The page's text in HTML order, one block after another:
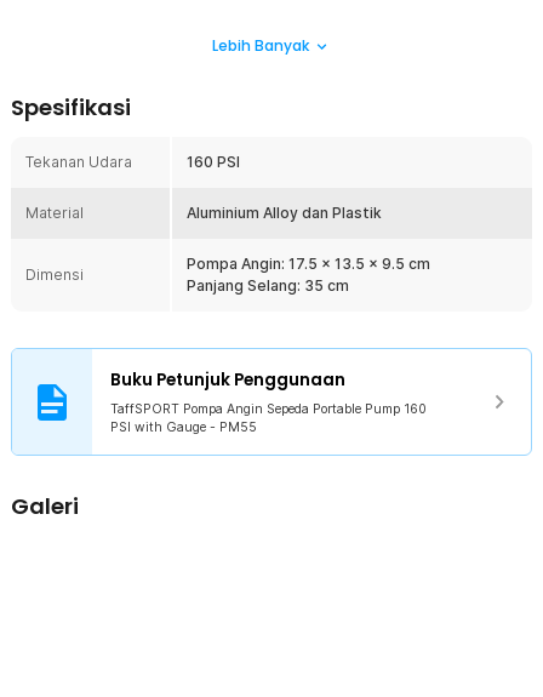
Tak ada lagi tekanan angin lemah yang membuat proses pengisian
menit.
Ukuran yang compact membuat pompa angin sepeda mudah
agar dapat dibawa saat bersepeda.
Gunakan pompa angin sepeda untuk mengisi angin ban pada aneka
jenis dan model sepeda. Pompa juga bisa digunakan untuk mengisi
Aman Digunakan di Mana Saja
Pompa angin sepeda portable ini terbuat dari material aluminium
alloy dan plastik yang kokoh. Kombinasi material tersebut
membuatnya ringan, kuat, serta tahan lama untuk digunakan dalam
Kelengkapan Produk
Lebih Banyak
Spesifikasi
Tekanan Udara 160 PSI
Material Aluminium Alloy dan Plastik
Dimensi
Pompa Angin: 17.5 x 13.5 x 9.5 cm
Panjang Selang: 35 cm
Buku Petunjuk Penggunaan
TaffSPORT Pompa Angin Sepeda Portable Pump 160
PSI with Gauge - PM55
Galeri